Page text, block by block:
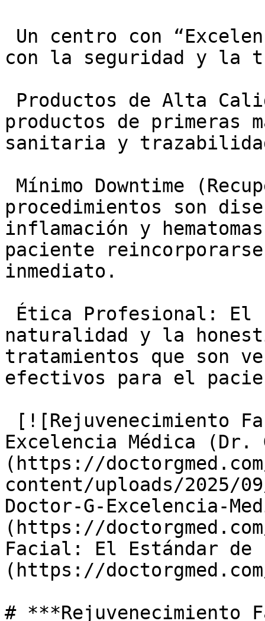
con la seguridad y la
productos de primeras
sanitaria y
procedimientos son
inflamación y
paciente
inmediato.
naturalidad y la
tratamientos que son
efectivos para el
Excelencia Médica (Dr.
(https://
content/uploads/2025/
Doctor-G-Excelencia-
(https://
Facial: El Estándar de
(https://
# ***Rejuvenecimiento